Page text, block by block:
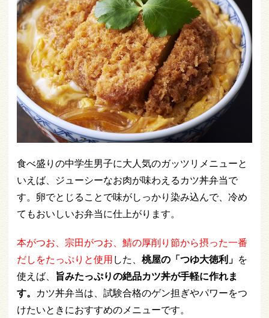
食べ盛りの中学生男子に大人気のガッツリメニューと
いえば、ジューシーなお肉が味わえるカツ丼弁当で
す。卵でとじることで味がしっかり染み込んで、冷め
てもおいしいお弁当に仕上がります。
本がつお、宗田がつお、鯖の厚削り節から摂った一番
だしをたっぷりと使用した、 桃屋の「つゆ大徳利」 を
使えば、 旨みたっぷりの絶品カツ丼が手軽に作れま
す。 カツ丼弁当は、試験合格のゲン担ぎやパワーをつ
けたいときにおすすめのメニューです。